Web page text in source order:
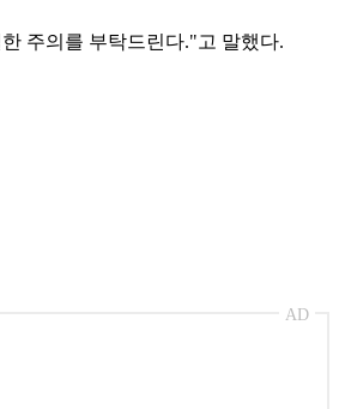
주의를 부탁드린다."고 말했다.
AD